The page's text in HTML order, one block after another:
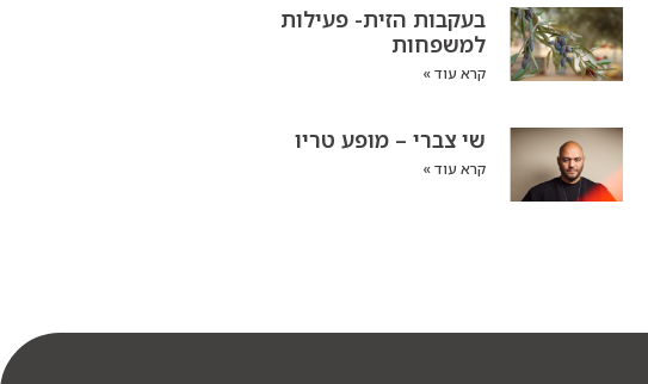
בעקבות הזית- פעילות
למשפחות
קרא עוד »
שי צברי – מופע טריו
קרא עוד »